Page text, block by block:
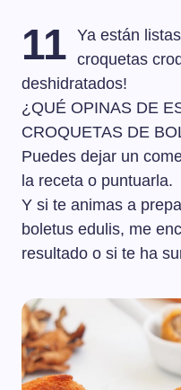
11
Ya están
croquetas
deshidratados!
¿QUÉ OPINAS DE
CROQUETAS DE
Puedes dejar un
la receta o puntuarla.
Y si te animas a
boletus edulis, me
resultado o si te ha